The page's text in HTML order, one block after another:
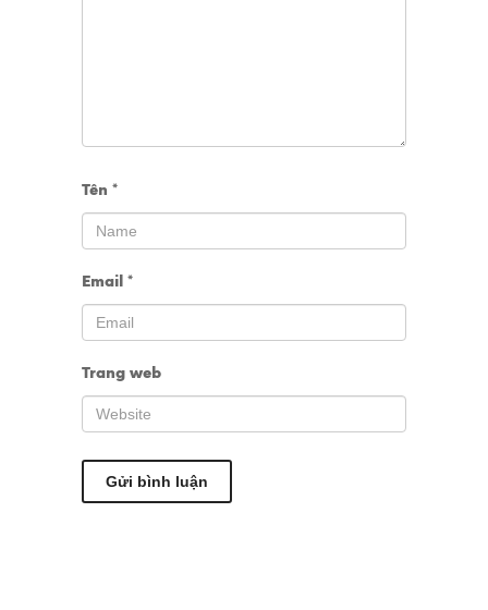
Tên *
Email *
Trang web